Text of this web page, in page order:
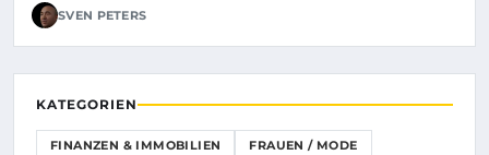
SVEN PETERS
KATEGORIEN
FINANZEN & IMMOBILIEN FRAUEN / MODE